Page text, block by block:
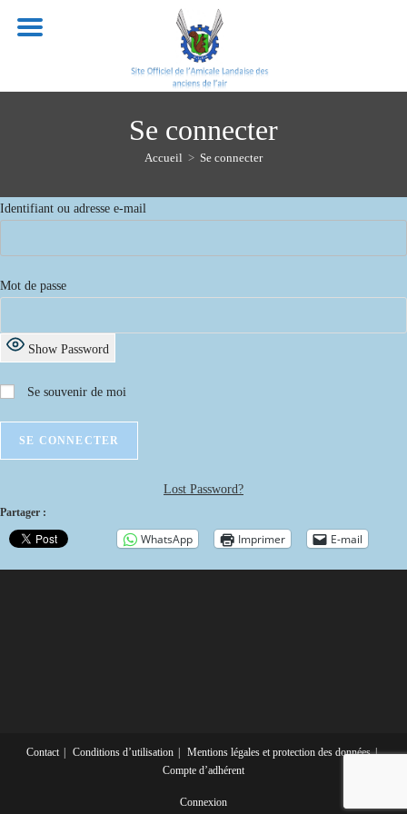
Se connecter
Accueil > Se connecter
Identifiant ou adresse e-mail
Mot de passe
Show Password
Se souvenir de moi
Lost Password?
Partager :
WhatsApp Imprimer E-mail
Contact Conditions d’utilisation
Mentions légales et protection des données
Compte d’adhérent
Connexion